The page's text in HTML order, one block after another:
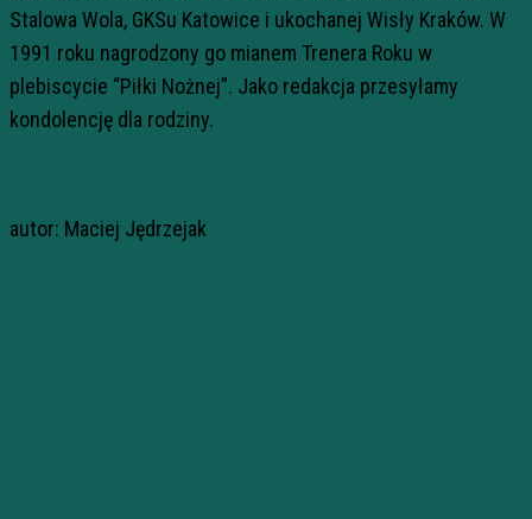
Stalowa Wola, GKSu Katowice i ukochanej Wisły Kraków. W
1991 roku nagrodzony go mianem Trenera Roku w
plebiscycie “Piłki Nożnej”. Jako redakcja przesyłamy
kondolencję dla rodziny.
autor: Maciej Jędrzejak